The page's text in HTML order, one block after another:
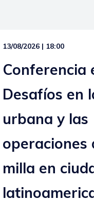
13/08/2026 | 18:00
Conferencia
Desafíos en
urbana y las
operaciones
milla en